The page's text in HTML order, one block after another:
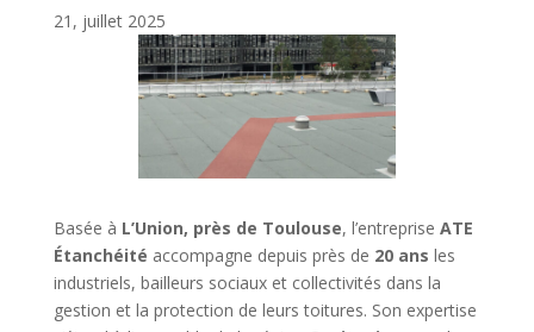
21, juillet 2025
Basée à L’Union, près de Toulouse, l’entreprise ATE
Étanchéité accompagne depuis près de 20 ans les
industriels, bailleurs sociaux et collectivités dans la
gestion et la protection de leurs toitures. Son expertise